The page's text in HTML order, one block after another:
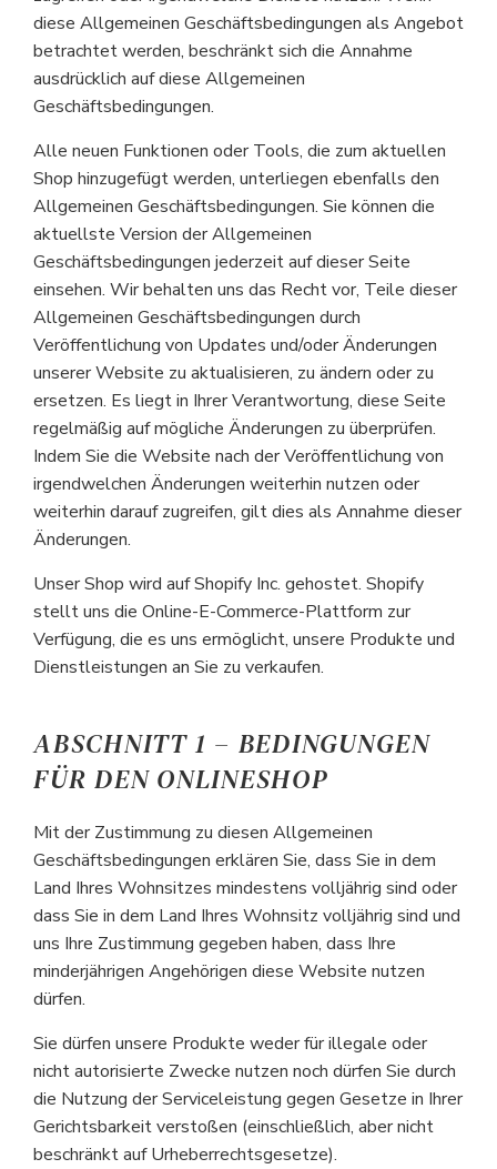
diese Allgemeinen Geschäftsbedingungen als Angebot
betrachtet werden, beschränkt sich die Annahme
ausdrücklich auf diese Allgemeinen
Geschäftsbedingungen.
Alle neuen Funktionen oder Tools, die zum aktuellen
Shop hinzugefügt werden, unterliegen ebenfalls den
Allgemeinen Geschäftsbedingungen. Sie können die
aktuellste Version der Allgemeinen
Geschäftsbedingungen jederzeit auf dieser Seite
einsehen. Wir behalten uns das Recht vor, Teile dieser
Allgemeinen Geschäftsbedingungen durch
Veröffentlichung von Updates und/oder Änderungen
unserer Website zu aktualisieren, zu ändern oder zu
ersetzen. Es liegt in Ihrer Verantwortung, diese Seite
regelmäßig auf mögliche Änderungen zu überprüfen.
Indem Sie die Website nach der Veröffentlichung von
irgendwelchen Änderungen weiterhin nutzen oder
weiterhin darauf zugreifen, gilt dies als Annahme dieser
Änderungen.
Unser Shop wird auf Shopify Inc. gehostet. Shopify
stellt uns die Online-E-Commerce-Plattform zur
Verfügung, die es uns ermöglicht, unsere Produkte und
Dienstleistungen an Sie zu verkaufen.
ABSCHNITT 1 – BEDINGUNGEN
FÜR DEN ONLINESHOP
Mit der Zustimmung zu diesen Allgemeinen
Geschäftsbedingungen erklären Sie, dass Sie in dem
Land Ihres Wohnsitzes mindestens volljährig sind oder
dass Sie in dem Land Ihres Wohnsitz volljährig sind und
uns Ihre Zustimmung gegeben haben, dass Ihre
minderjährigen Angehörigen diese Website nutzen
dürfen.
Sie dürfen unsere Produkte weder für illegale oder
nicht autorisierte Zwecke nutzen noch dürfen Sie durch
die Nutzung der Serviceleistung gegen Gesetze in Ihrer
Gerichtsbarkeit verstoßen (einschließlich, aber nicht
beschränkt auf Urheberrechtsgesetze).